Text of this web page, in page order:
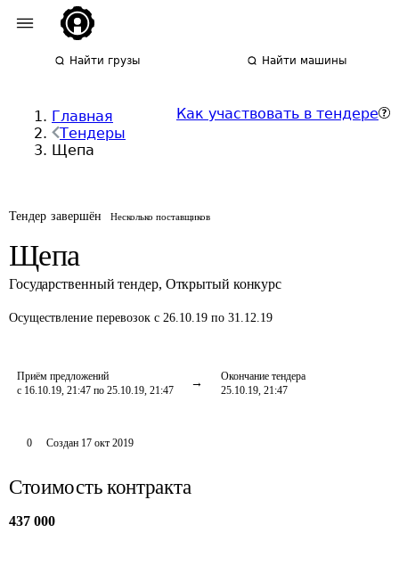
Найти грузы Найти машины
Главная
Тендеры
Щепа
Как участвовать в тендере
Тендер завершён Несколько поставщиков
Щепа
Государственный тендер, Открытый конкурс
Осуществление перевозок с 26.10.19 по 31.12.19
Приём предложений
с 16.10.19, 21:47 по 25.10.19, 21:47
Окончание тендера
25.10.19, 21:47
0 Создан 17 окт 2019
Стоимость контракта
437 000